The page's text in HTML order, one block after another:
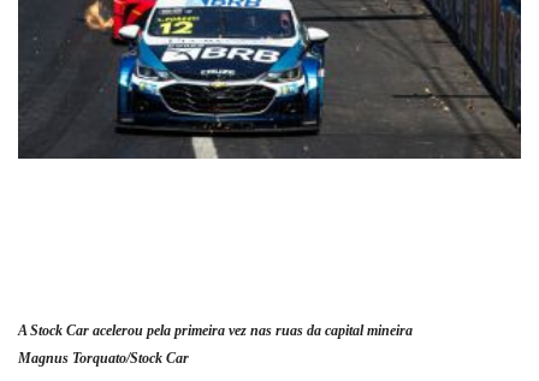
A Stock Car acelerou pela primeira vez nas ruas da capital mineira
Magnus Torquato/Stock Car